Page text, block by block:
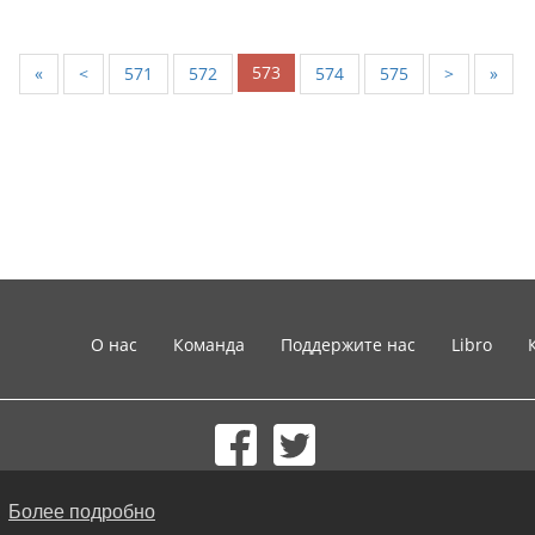
Более подробно
« < 571 572 573 574 575 > »
О нас Команда Поддержите нас Libro